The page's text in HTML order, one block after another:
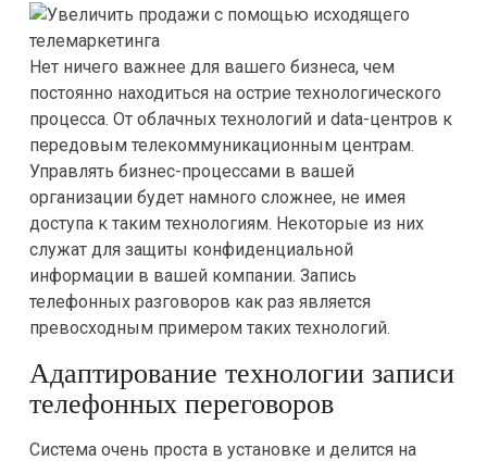
Нет ничего важнее для вашего бизнеса, чем
постоянно находиться на острие технологического
процесса. От облачных технологий и data-центров к
передовым телекоммуникационным центрам.
Управлять бизнес-процессами в вашей
организации будет намного сложнее, не имея
доступа к таким технологиям. Некоторые из них
служат для защиты конфиденциальной
информации в вашей компании. Запись
телефонных разговоров как раз является
превосходным примером таких технологий.
Адаптирование технологии записи
телефонных переговоров
Система очень проста в установке и делится на